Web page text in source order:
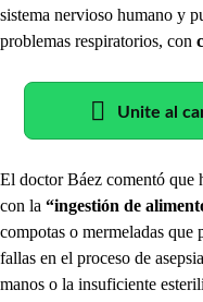
sistema nervioso humano y
problemas respiratorios, con
Unite al
El doctor Báez comentó que
con la “ingestión de
compotas o mermeladas que
fallas en el proceso de
manos o la insuficiente